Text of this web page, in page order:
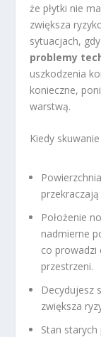
że płytki nie
zwiększa
sytuacjach,
problemy
uszkodzenia
konieczne,
warstwą.
Kiedy
Położenie
nadmierne
co prowadzi
przestrzeni.
Decydujesz
zwiększa
Stan starych